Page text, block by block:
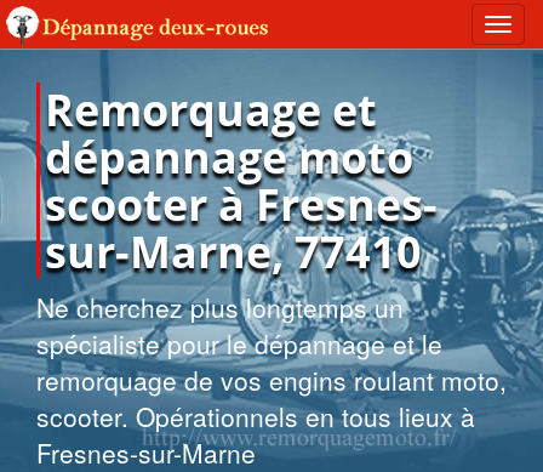
Remorquage et
dépannage moto
scooter à Fresnes-
sur-Marne, 77410
Ne cherchez plus longtemps un
spécialiste pour le dépannage et le
remorquage de vos engins roulant moto,
scooter. Opérationnels en tous lieux à
Fresnes-sur-Marne